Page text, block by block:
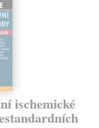
ischemické